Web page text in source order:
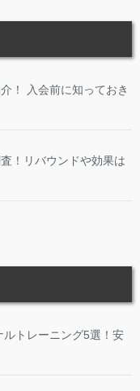
！ 入会前に知っておき
！リバウンドや効果は
ルトレーニング5選！安